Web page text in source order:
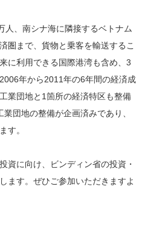
、南シナ海に隣接するベトナム
圏まで、貨物と乗客を輸送するこ
に利用できる国際港湾も含め、3
年から2011年の6年間の経済成
業団地と1箇所の経済特区も整備
団地の整備が企画済みであり、
す。
資に向け、ビンディン省の投資・
ます。ぜひご参加いただきますよ